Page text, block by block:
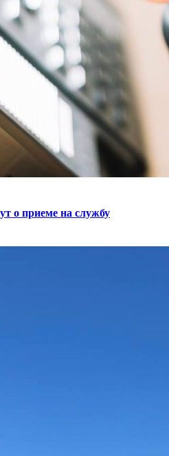
о приеме на службу